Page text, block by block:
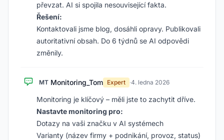
převzat. AI si spojila nesouvisející fakta.
Řešení:
Kontaktovali jsme blog, dosáhli opravy. Publikovali
autoritativní obsah. Do 6 týdnů se AI odpovědi
změnily.
MT Monitoring_Tom Expert ·4. ledna 2026
Monitoring je klíčový – měli jste to zachytit dříve.
Nastavte monitoring pro:
Dotazy na vaši značku v AI systémech
Varianty (název firmy + podnikání, provoz, status)